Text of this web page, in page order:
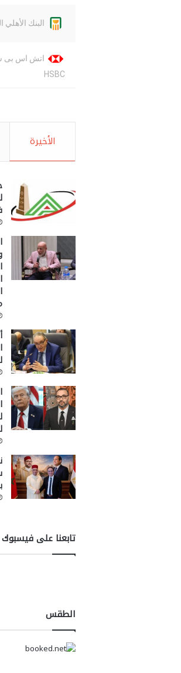
الأخيرة
تابعنا على فيسبوك
الطقس